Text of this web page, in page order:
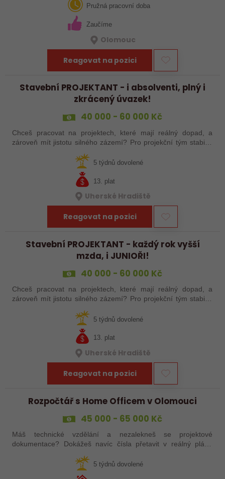
Olomouce. Pozice je… Pružná pracovní doba
Zaučíme
Olomouc
Reagovat na pozici
Stavební PROJEKTANT - i absolventi, plný i
zkrácený úvazek!
40 000 - 60 000 Kč
Chceš pracovat na projektech, které mají reálný dopad, a
zároveň mít jistotu silného zázemí? Pro projekční tým stabilní
pobočku v Uherském…
5 týdnů dovolené
13. plat
Uherské Hradiště
Reagovat na pozici
Stavební PROJEKTANT - každý rok vyšší
mzda, i JUNIOŘI!
40 000 - 60 000 Kč
Chceš pracovat na projektech, které mají reálný dopad, a
zároveň mít jistotu silného zázemí? Pro projekční tým stabilní
pobočku v Uherském…
5 týdnů dovolené
13. plat
Uherské Hradiště
Reagovat na pozici
Rozpočtář s Home Officem v Olomouci
45 000 - 65 000 Kč
Máš technické vzdělání a nezalekneš se projektové
dokumentace? Dokážeš navíc čísla přetavit v reálný plán?
den vypadá trochu jinak, pak je…5 týdnů dovolené